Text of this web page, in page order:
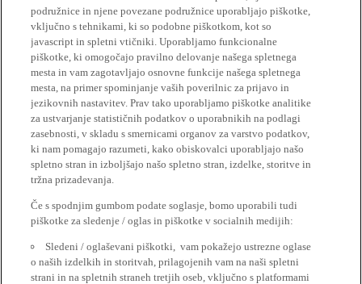
podružnice in njene povezane podružnice uporabljajo piškotke,
vključno s tehnikami, ki so podobne piškotkom, kot so
javascript in spletni vtičniki. Uporabljamo funkcionalne
piškotke, ki omogočajo pravilno delovanje našega spletnega
mesta in vam zagotavljajo osnovne funkcije našega spletnega
mesta, na primer spominjanje vaših poverilnic za prijavo in
jezikovnih nastavitev. Prav tako uporabljamo piškotke analitike
za ustvarjanje statističnih podatkov o uporabnikih na podlagi
zasebnosti, v skladu s smernicami organov za varstvo podatkov,
ki nam pomagajo razumeti, kako obiskovalci uporabljajo našo
spletno stran in izboljšajo našo spletno stran, izdelke, storitve in
tržna prizadevanja.
Če s spodnjim gumbom podate soglasje, bomo uporabili tudi
piškotke za sledenje / oglas in piškotke v socialnih medijih:
Sledeni / oglaševani piškotki, vam pokažejo ustrezne oglase
o naših izdelkih in storitvah, prilagojenih vam na naši spletni
strani in na spletnih straneh tretjih oseb, vključno s platformami